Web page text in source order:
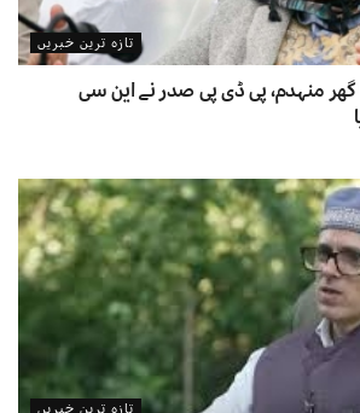
تازہ ترین خبریں
منہدم، پی ڈی پی صدر نے این سی
تازہ ترین خبریں